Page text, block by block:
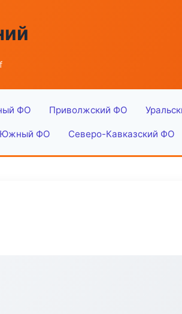
ФО Приволжский ФО
Южный ФО Северо-Кавказский ФО